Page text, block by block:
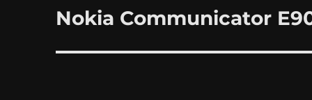
Next
Nokia Communicator